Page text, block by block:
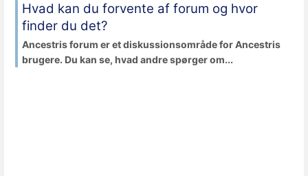
Hvad kan du forvente af forum og hvor
finder du det?
Ancestris forum er et diskussionsområde for Ancestris
brugere. Du kan se, hvad andre spørger om...